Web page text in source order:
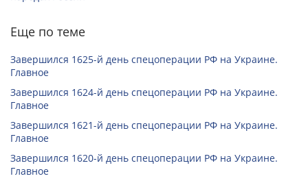
Еще по теме
Завершился 1625-й день спецоперации РФ на Украине.
Главное
Завершился 1624-й день спецоперации РФ на Украине.
Главное
Завершился 1621-й день спецоперации РФ на Украине.
Главное
Завершился 1620-й день спецоперации РФ на Украине.
Главное